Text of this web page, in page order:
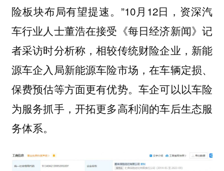
险板块布局有望提速。”10月12日，资深汽
车行业人士董浩在接受《每日经济新闻》记
者采访时分析称，相较传统财险企业，新能
源车企入局新能源车险市场，在车辆定损、
保费预估等方面更有优势。车企可以以车险
为服务抓手，开拓更多高利润的车后生态服
务体系。